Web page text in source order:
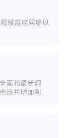
模监控网络以
面和最新洞
场并增加利